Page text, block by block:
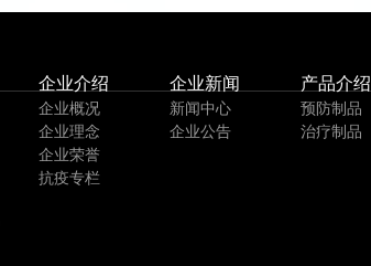
企业介绍
企业概况
企业理念
企业荣誉
抗疫专栏
企业新闻
新闻中心
企业公告
产品介绍
预防制品
治疗制品